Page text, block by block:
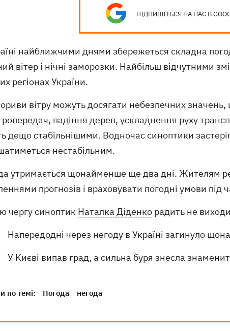
ПІДПИШІТЬСЯ НА НАС В
найближчими днями збережеться складна
вітер і нічні заморозки. Найбільш відчутними
регіонах України.
вітру можуть досягати небезпечних
падіння дерев, ускладнення руху
дещо стабільнішими. Водночас синоптики
нестабільним.
утримається щонайменше ще два дні. Жителям
прогнозів і враховувати погодні умови під
чергу синоптик Наталка Діденко радить не
Напередодні через негоду в Україні загинуло
У Києві випав град, а сильна буря знесла
по темі: Погода негода